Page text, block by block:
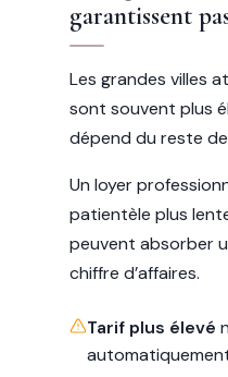
garantissent
Les grandes villes
sont souvent plus
dépend du reste de
Un loyer
patientèle plus
peuvent absorber
chiffre d’affaires.
Tarif plus élevé